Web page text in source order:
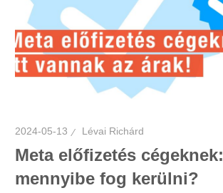
2024-05-13 Lévai Richárd
Meta előfizetés cégeknek:
mennyibe fog kerülni?